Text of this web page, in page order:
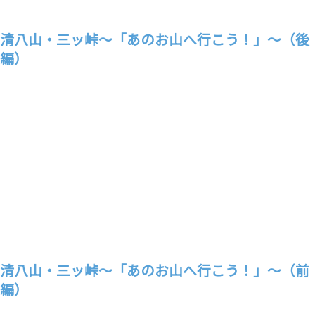
清八山・三ッ峠～「あのお山へ行こう！」～（後
編）
清八山・三ッ峠～「あのお山へ行こう！」～（前
編）